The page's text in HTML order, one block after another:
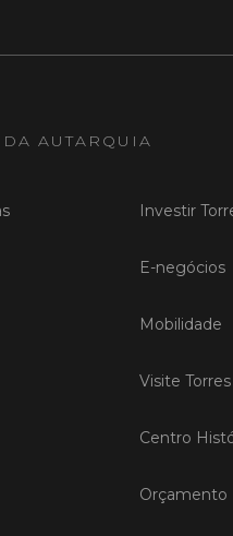
AUTARQUIA
Investir
E-negócios
Mobilidade
Visite
Centro
Orçamento